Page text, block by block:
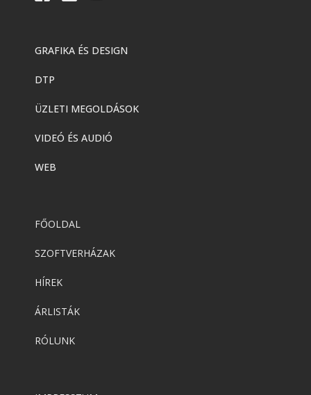
GRAFIKA ÉS DESIGN
DTP
ÜZLETI MEGOLDÁSOK
VIDEÓ ÉS AUDIÓ
WEB
FŐOLDAL
SZOFTVERHÁZAK
HÍREK
ÁRLISTÁK
RÓLUNK